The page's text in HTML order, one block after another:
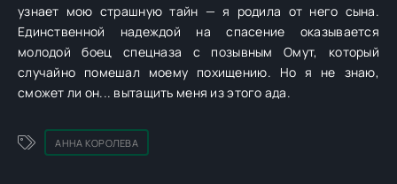
узнает мою страшную тайн — я родила от него сына.
Единственной надеждой на спасение оказывается
молодой боец спецназа с позывным Омут, который
случайно помешал моему похищению. Но я не знаю,
сможет ли он... вытащить меня из этого ада.
АННА КОРОЛЕВА